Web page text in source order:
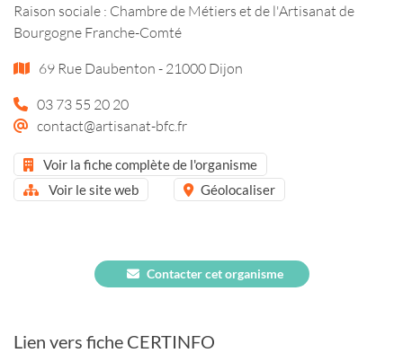
Raison sociale : Chambre de Métiers et de l'Artisanat de
Bourgogne Franche-Comté
69 Rue Daubenton - 21000 Dijon
03 73 55 20 20
contact@artisanat-bfc.fr
Voir la fiche complète de l'organisme
Voir le site web
Géolocaliser
Contacter cet organisme
Lien vers fiche CERTINFO